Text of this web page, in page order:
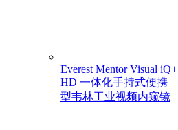
Everest Mentor Visual iQ+
HD 一体化手持式便携
型韦林工业视频内窥镜